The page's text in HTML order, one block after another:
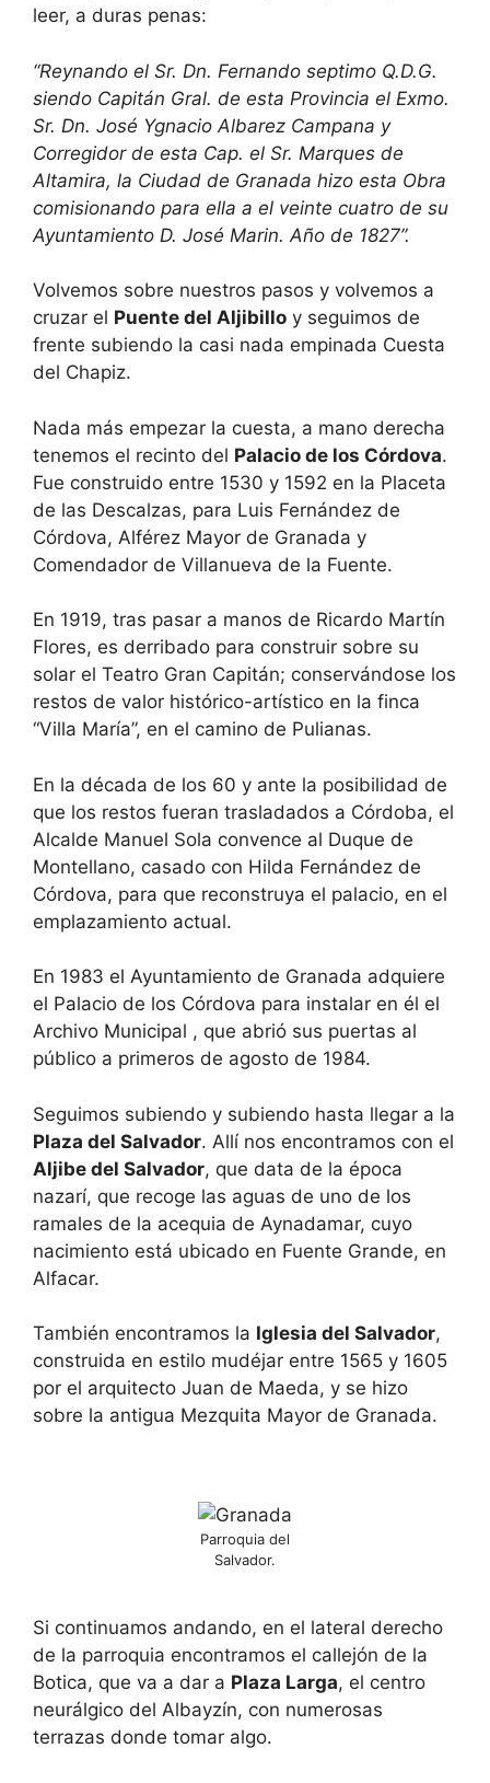
leer, a duras penas:
“Reynando el Sr. Dn. Fernando septimo Q.D.G.
siendo Capitán Gral. de esta Provincia el Exmo.
Sr. Dn. José Ygnacio Albarez Campana y
Corregidor de esta Cap. el Sr. Marques de
Altamira, la Ciudad de Granada hizo esta Obra
comisionando para ella a el veinte cuatro de su
Ayuntamiento D. José Marin. Año de 1827”.
Volvemos sobre nuestros pasos y volvemos a
cruzar el Puente del Aljibillo y seguimos de
frente subiendo la casi nada empinada Cuesta
del Chapiz.
Nada más empezar la cuesta, a mano derecha
tenemos el recinto del Palacio de los Córdova.
Fue construido entre 1530 y 1592 en la Placeta
de las Descalzas, para Luis Fernández de
Córdova, Alférez Mayor de Granada y
Comendador de Villanueva de la Fuente.
En 1919, tras pasar a manos de Ricardo Martín
Flores, es derribado para construir sobre su
solar el Teatro Gran Capitán; conservándose los
restos de valor histórico-artístico en la finca
“Villa María”, en el camino de Pulianas.
En la década de los 60 y ante la posibilidad de
que los restos fueran trasladados a Córdoba, el
Alcalde Manuel Sola convence al Duque de
Montellano, casado con Hilda Fernández de
Córdova, para que reconstruya el palacio, en el
emplazamiento actual.
En 1983 el Ayuntamiento de Granada adquiere
el Palacio de los Córdova para instalar en él el
Archivo Municipal , que abrió sus puertas al
público a primeros de agosto de 1984.
Seguimos subiendo y subiendo hasta llegar a la
Plaza del Salvador. Allí nos encontramos con el
Aljibe del Salvador, que data de la época
nazarí, que recoge las aguas de uno de los
ramales de la acequia de Aynadamar, cuyo
nacimiento está ubicado en Fuente Grande, en
Alfacar.
También encontramos la Iglesia del Salvador,
construida en estilo mudéjar entre 1565 y 1605
por el arquitecto Juan de Maeda, y se hizo
sobre la antigua Mezquita Mayor de Granada.
Parroquia del
Salvador.
Si continuamos andando, en el lateral derecho
de la parroquia encontramos el callejón de la
Botica, que va a dar a Plaza Larga, el centro
neurálgico del Albayzín, con numerosas
terrazas donde tomar algo.